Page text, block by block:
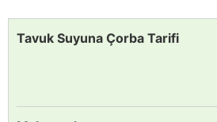
Tavuk Suyuna Çorba Tarifi